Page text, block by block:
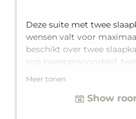
Deze suite met twee
wensen valt voor
beschikt over twee
size tweepersoonsbed,
elke vakantie pure
Meer tonen
Show